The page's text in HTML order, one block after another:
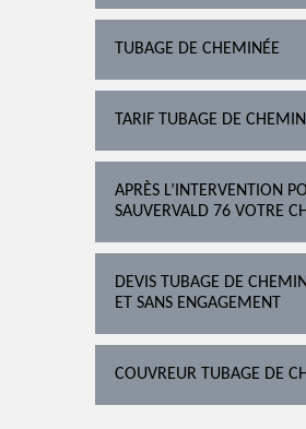
TUBAGE DE CHEMINÉE
TARIF TUBAGE DE
APRÈS L’INTERVENTION
SAUVERVALD 76 VOTRE
DEVIS TUBAGE DE
ET SANS ENGAGEMENT
COUVREUR TUBAGE DE